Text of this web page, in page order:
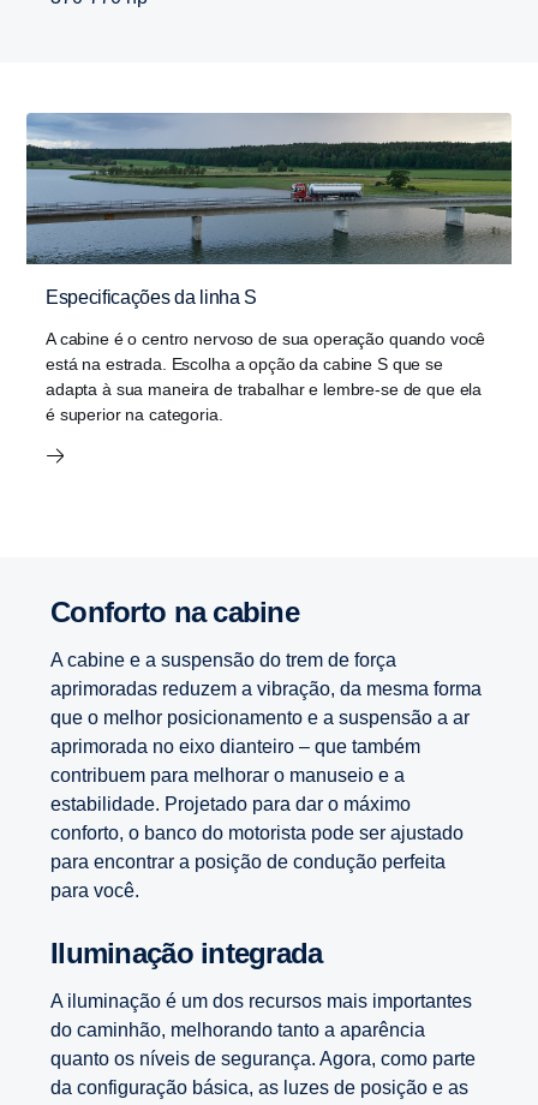
Especificações da linha S
A cabine é o centro nervoso de sua operação quando você
está na estrada. Escolha a opção da cabine S que se
adapta à sua maneira de trabalhar e lembre-se de que ela
é superior na categoria.
Conforto na cabine
A cabine e a suspensão do trem de força
aprimoradas reduzem a vibração, da mesma forma
que o melhor posicionamento e a suspensão a ar
aprimorada no eixo dianteiro – que também
contribuem para melhorar o manuseio e a
estabilidade. Projetado para dar o máximo
conforto, o banco do motorista pode ser ajustado
para encontrar a posição de condução perfeita
para você.
Iluminação integrada
A iluminação é um dos recursos mais importantes
do caminhão, melhorando tanto a aparência
quanto os níveis de segurança. Agora, como parte
da configuração básica, as luzes de posição e as